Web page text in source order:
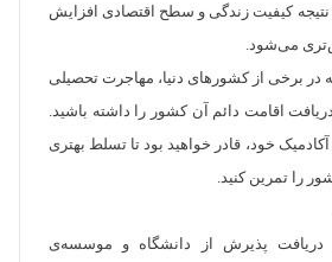
نتیجه کیفیت زندگی و سطح اقتصادی افزایش
می‌شود.
در برخی از کشورهای دنیا، مهاجرت تحصیلی
اقامت دائم آن کشور را داشته باشید.
خود، قادر خواهید بود تا تسلط بهتری
را تمرین کنید.
دریافت پذیرش از دانشگاه و موسسه‌ی